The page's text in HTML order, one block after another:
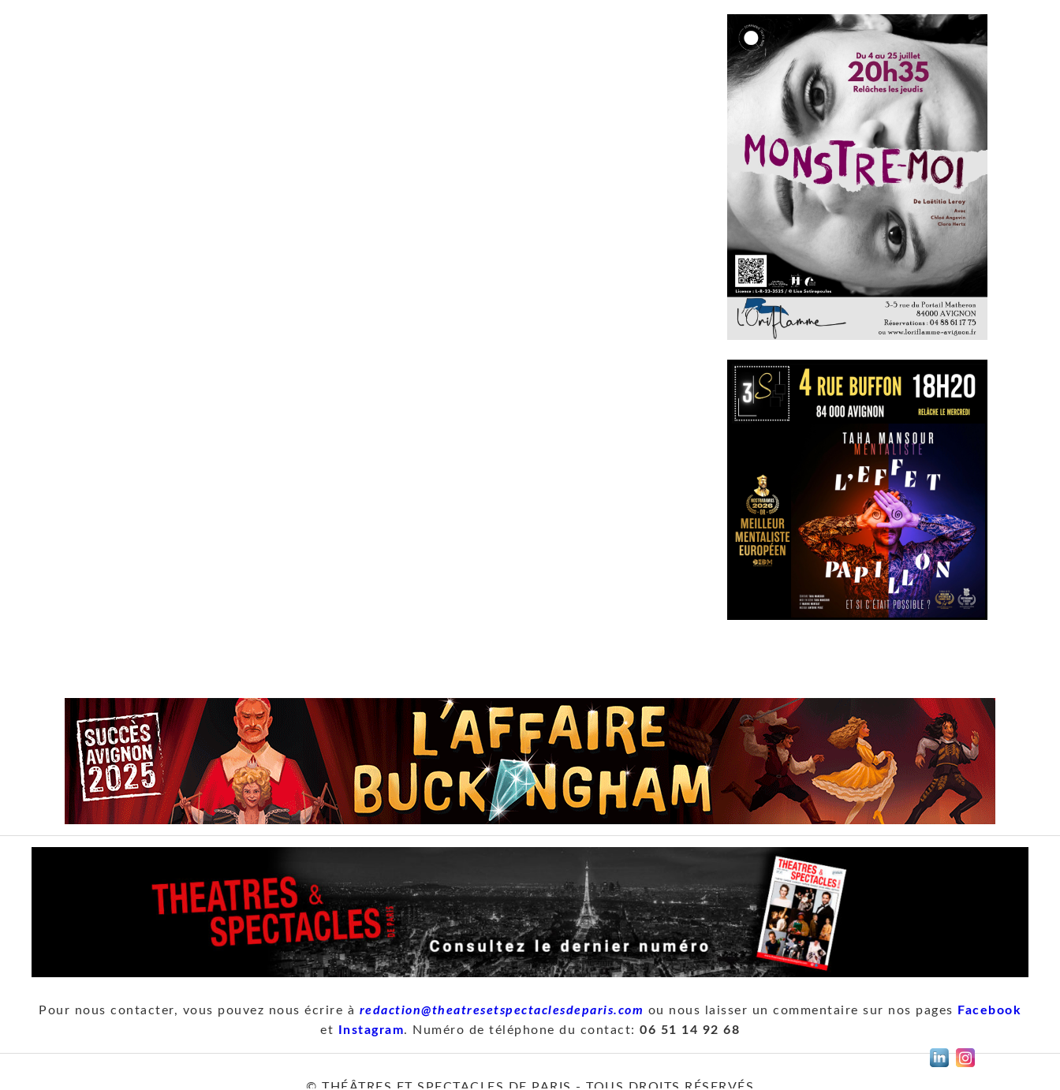
Pour nous contacter, vous pouvez nous écrire à redaction@theatresetspectaclesdeparis.com ou nous laisser un commentaire sur nos pages Facebook
et Instagram. Numéro de téléphone du contact: 06 51 14 92 68
© THÉÂTRES ET SPECTACLES DE PARIS - TOUS DROITS RÉSERVÉS